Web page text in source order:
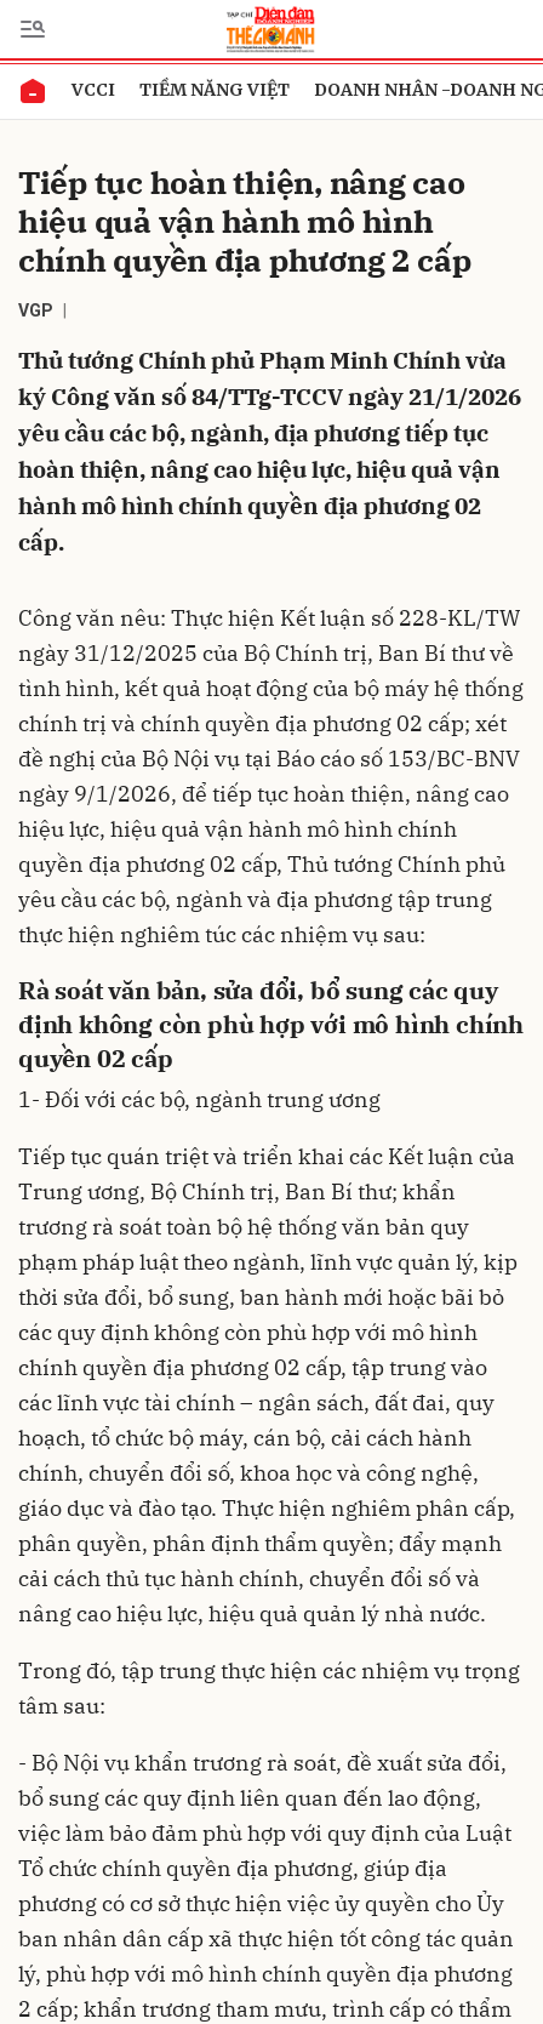
VCCI TIỀM NĂNG VIỆT DOANH NHÂN -DOANH
Tiếp tục hoàn thiện, nâng cao
hiệu quả vận hành mô hình
chính quyền địa phương 2 cấp
VGP
Thủ tướng Chính phủ Phạm Minh Chính vừa
ký Công văn số 84/TTg-TCCV ngày 21/1/2026
yêu cầu các bộ, ngành, địa phương tiếp tục
hoàn thiện, nâng cao hiệu lực, hiệu quả vận
hành mô hình chính quyền địa phương 02
cấp.
Công văn nêu: Thực hiện Kết luận số 228-KL/TW
ngày 31/12/2025 của Bộ Chính trị, Ban Bí thư về
tình hình, kết quả hoạt động của bộ máy hệ thống
chính trị và chính quyền địa phương 02 cấp; xét
đề nghị của Bộ Nội vụ tại Báo cáo số 153/BC-BNV
ngày 9/1/2026, để tiếp tục hoàn thiện, nâng cao
hiệu lực, hiệu quả vận hành mô hình chính
quyền địa phương 02 cấp, Thủ tướng Chính phủ
yêu cầu các bộ, ngành và địa phương tập trung
thực hiện nghiêm túc các nhiệm vụ sau:
Rà soát văn bản, sửa đổi, bổ sung các quy
định không còn phù hợp với mô hình chính
quyền 02 cấp
1- Đối với các bộ, ngành trung ương
Tiếp tục quán triệt và triển khai các Kết luận của
Trung ương, Bộ Chính trị, Ban Bí thư; khẩn
trương rà soát toàn bộ hệ thống văn bản quy
phạm pháp luật theo ngành, lĩnh vực quản lý, kịp
thời sửa đổi, bổ sung, ban hành mới hoặc bãi bỏ
các quy định không còn phù hợp với mô hình
chính quyền địa phương 02 cấp, tập trung vào
các lĩnh vực tài chính – ngân sách, đất đai, quy
hoạch, tổ chức bộ máy, cán bộ, cải cách hành
chính, chuyển đổi số, khoa học và công nghệ,
giáo dục và đào tạo. Thực hiện nghiêm phân cấp,
phân quyền, phân định thẩm quyền; đẩy mạnh
cải cách thủ tục hành chính, chuyển đổi số và
nâng cao hiệu lực, hiệu quả quản lý nhà nước.
Trong đó, tập trung thực hiện các nhiệm vụ trọng
tâm sau:
- Bộ Nội vụkhẩn trương rà soát, đề xuất sửa đổi,
bổ sung các quy định liên quan đến lao động,
việc làm bảo đảm phù hợp với quy định của Luật
Tổ chức chính quyền địa phương, giúp địa
phương có cơ sở thực hiện việc ủy quyền cho Ủy
ban nhân dân cấp xã thực hiện tốt công tác quản
lý, phù hợp với mô hình chính quyền địa phương
2 cấp; khẩn trương tham mưu, trình cấp có thẩm
Gửi bình luận
Hủy Gửi